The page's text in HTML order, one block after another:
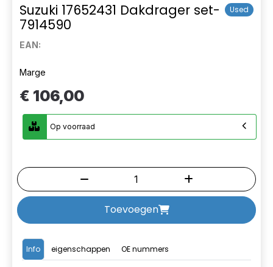
Suzuki 17652431 Dakdrager set-
7914590
Used
EAN:
Info eigenschappen OE nummers
Marge
€ 106,00
Op voorraad
Toevoegen